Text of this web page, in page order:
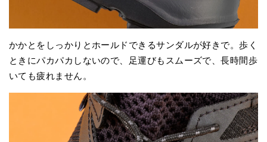
かかとをしっかりとホールドできるサンダルが好きで。歩く
ときにパカパカしないので、足運びもスムーズで、長時間歩
いても疲れません。